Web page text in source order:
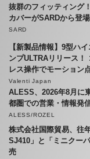
抜群のフィッティング
カバーがSARDから登場
SARD
【新製品情報】9型ハ
ンプULTRAリリース！
レス操作でモーション
Valenti Japan
ALESS、2026年8月に
都圏での営業・情報発
ALESS/ROZEL
株式会社国際貿易、往
SJ410」と「ミニクー
売